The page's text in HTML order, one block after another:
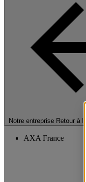
Notre entreprise Retour à
AXA France